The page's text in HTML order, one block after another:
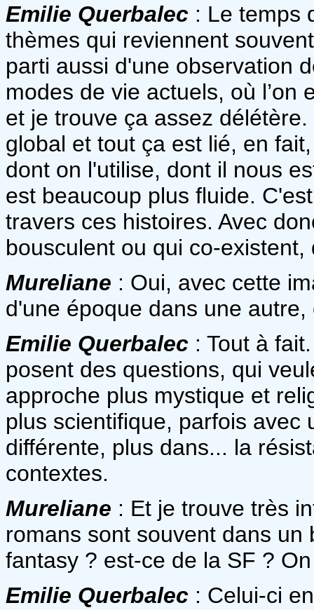
Emilie Querbalec : Le temps
thèmes qui reviennent
parti aussi d'une observation
modes de vie actuels, où l’on
et je trouve ça assez
global et tout ça est lié, en
dont on l'utilise, dont il nous
est beaucoup plus fluide.
travers ces histoires. Avec
bousculent ou qui co-
Mureliane : Oui, avec cette
d'une époque dans une
Emilie Querbalec : Tout à
posent des questions, qui
approche plus mystique et
plus scientifique, parfois avec
différente, plus dans... la
contextes.
Mureliane : Et je trouve très
romans sont souvent dans
fantasy ? est-ce de la SF ?
Emilie Querbalec : Celui-ci